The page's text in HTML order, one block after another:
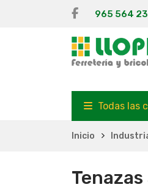
965 564
Todas las
Inicio